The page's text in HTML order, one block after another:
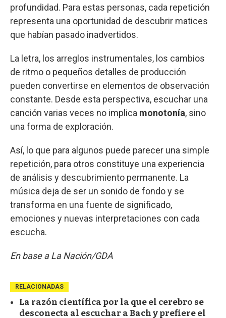
profundidad. Para estas personas, cada repetición
representa una oportunidad de descubrir matices
que habían pasado inadvertidos.
La letra, los arreglos instrumentales, los cambios
de ritmo o pequeños detalles de producción
pueden convertirse en elementos de observación
constante. Desde esta perspectiva, escuchar una
canción varias veces no implica monotonía, sino
una forma de exploración.
Así, lo que para algunos puede parecer una simple
repetición, para otros constituye una experiencia
de análisis y descubrimiento permanente. La
música deja de ser un sonido de fondo y se
transforma en una fuente de significado,
emociones y nuevas interpretaciones con cada
escucha.
En base a La Nación/GDA
RELACIONADAS
La razón científica por la que el cerebro se
desconecta al escuchar a Bach y prefiere el